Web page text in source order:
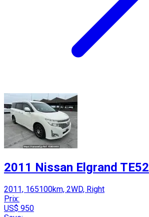
2011 Nissan Elgrand TE52
2011, 165100km, 2WD, Right
Prix:
US$ 950